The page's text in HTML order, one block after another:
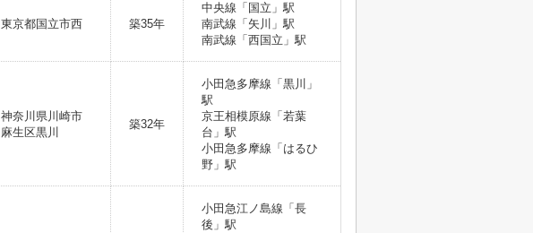
東京都国立市西 築35年
中央線「国立」駅
南武線「矢川」駅
南武線「西国立」駅
神奈川県川崎市
麻生区黒川
築32年
小田急多摩線「黒川」
駅
京王相模原線「若葉
台」駅
小田急多摩線「はるひ
野」駅
小田急江ノ島線「長
後」駅